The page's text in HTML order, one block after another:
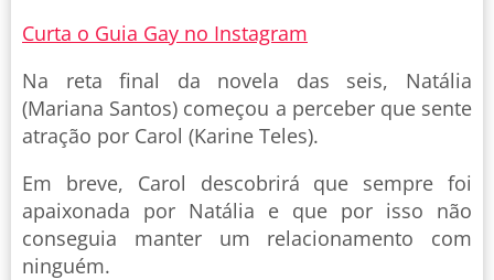
Curta o Guia Gay no Instagram
Na reta final da novela das seis, Natália
(Mariana Santos) começou a perceber que sente
atração por Carol (Karine Teles).
Em breve, Carol descobrirá que sempre foi
apaixonada por Natália e que por isso não
conseguia manter um relacionamento com
ninguém.